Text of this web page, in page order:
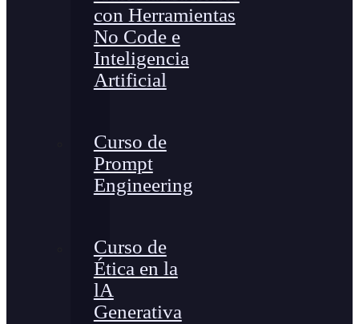
con Herramientas
No Code e
Inteligencia
Artificial
Curso de
Prompt
Engineering
Curso de
Ética en la
lA
Generativa